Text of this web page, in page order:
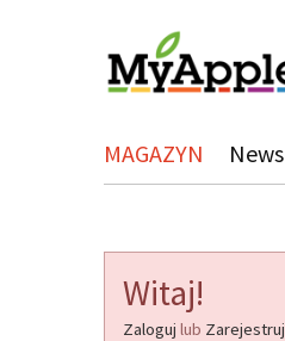
MAGAZYN News
Witaj!
Zaloguj lub